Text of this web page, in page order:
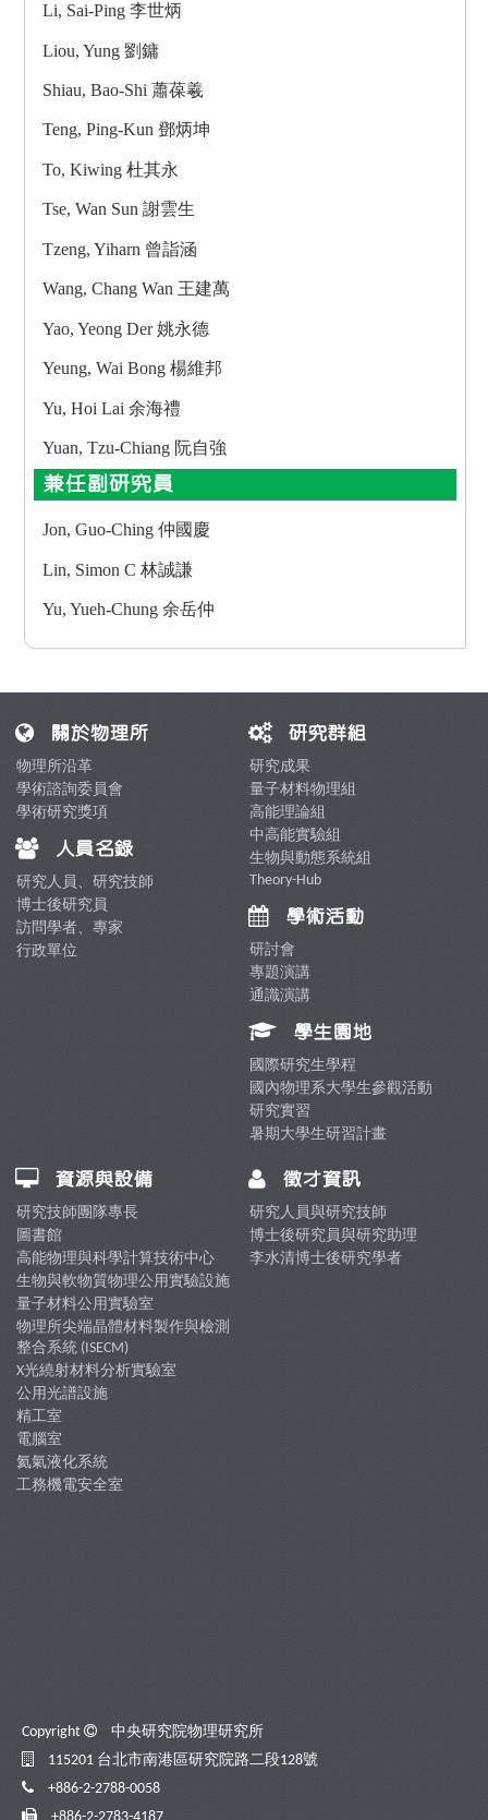
Li, Sai-Ping 李世炳
Liou, Yung 劉鏞
Shiau, Bao-Shi 蕭葆羲
Teng, Ping-Kun 鄧炳坤
To, Kiwing 杜其永
Tse, Wan Sun 謝雲生
Tzeng, Yiharn 曾詣涵
Wang, Chang Wan 王建萬
Yao, Yeong Der 姚永德
Yeung, Wai Bong 楊維邦
Yu, Hoi Lai 余海禮
Yuan, Tzu-Chiang 阮自強
兼任副研究員
Jon, Guo-Ching 仲國慶
Lin, Simon C 林誠謙
Yu, Yueh-Chung 余岳仲
關於物理所
物理所沿革
學術諮詢委員會
學術研究獎項
人員名錄
研究人員、研究技師
博士後研究員
訪問學者、專家
行政單位
研究群組
研究成果
量子材料物理組
高能理論組
中高能實驗組
生物與動態系統組
Theory-Hub
學術活動
研討會
專題演講
通識演講
學生園地
國際研究生學程
國內物理系大學生參觀活動
研究實習
暑期大學生研習計畫
資源與設備
研究技師團隊專長
圖書館
高能物理與科學計算技術中心
生物與軟物質物理公用實驗設施
量子材料公用實驗室
物理所尖端晶體材料製作與檢測
整合系統 (ISECM)
X光繞射材料分析實驗室
公用光譜設施
精工室
電腦室
氦氣液化系統
工務機電安全室
徵才資訊
研究人員與研究技師
博士後研究員與研究助理
李水清博士後研究學者
Copyright
中央研究院物理研究所
115201 台北市南港區研究院路二段128號
+886-2-2788-0058